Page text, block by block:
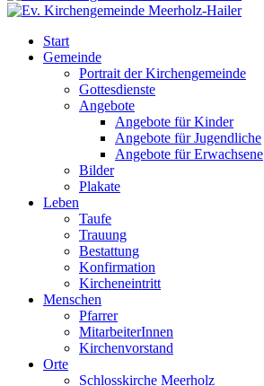
Start
Gemeinde
Portrait der Kirchengemeinde
Gottesdienste
Angebote
Angebote für Kinder
Angebote für Jugendliche
Angebote für Erwachsene
Bilder
Plakate
Leben
Taufe
Trauung
Bestattung
Konfirmation
Kircheneintritt
Menschen
Pfarrer
MitarbeiterInnen
Kirchenvorstand
Orte
Schlosskirche Meerholz